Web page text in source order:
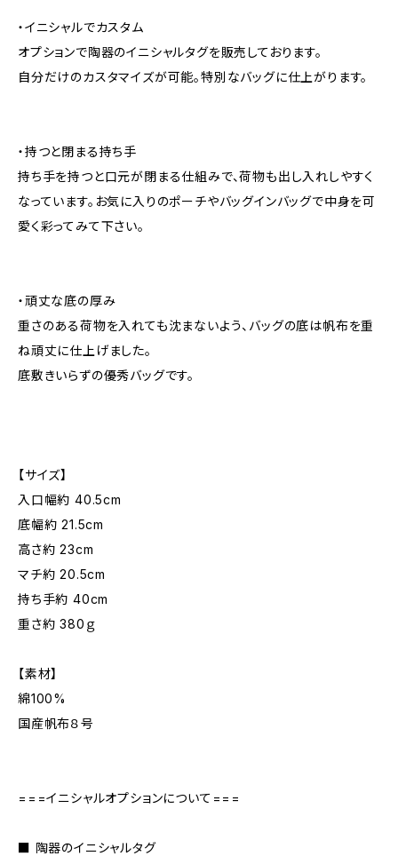
・イニシャルでカスタム
オプションで陶器のイニシャルタグを販売しております。
自分だけのカスタマイズが可能。特別なバッグに仕上がります。
・持つと閉まる持ち手
持ち手を持つと口元が閉まる仕組みで、荷物も出し入れしやすく
なっています。お気に入りのポーチやバッグインバッグで中身を可
愛く彩ってみて下さい。
・頑丈な底の厚み
重さのある荷物を入れても沈まないよう、バッグの底は帆布を重
ね頑丈に仕上げました。
底敷きいらずの優秀バッグです。
【サイズ】
入口幅約 40.5cm
底幅約 21.5cm
高さ約 23cm
マチ約 20.5cm
持ち手約 40cm
重さ約 380ｇ
【素材】
綿100%
国産帆布８号
===イニシャルオプションについて===
■ 陶器のイニシャルタグ